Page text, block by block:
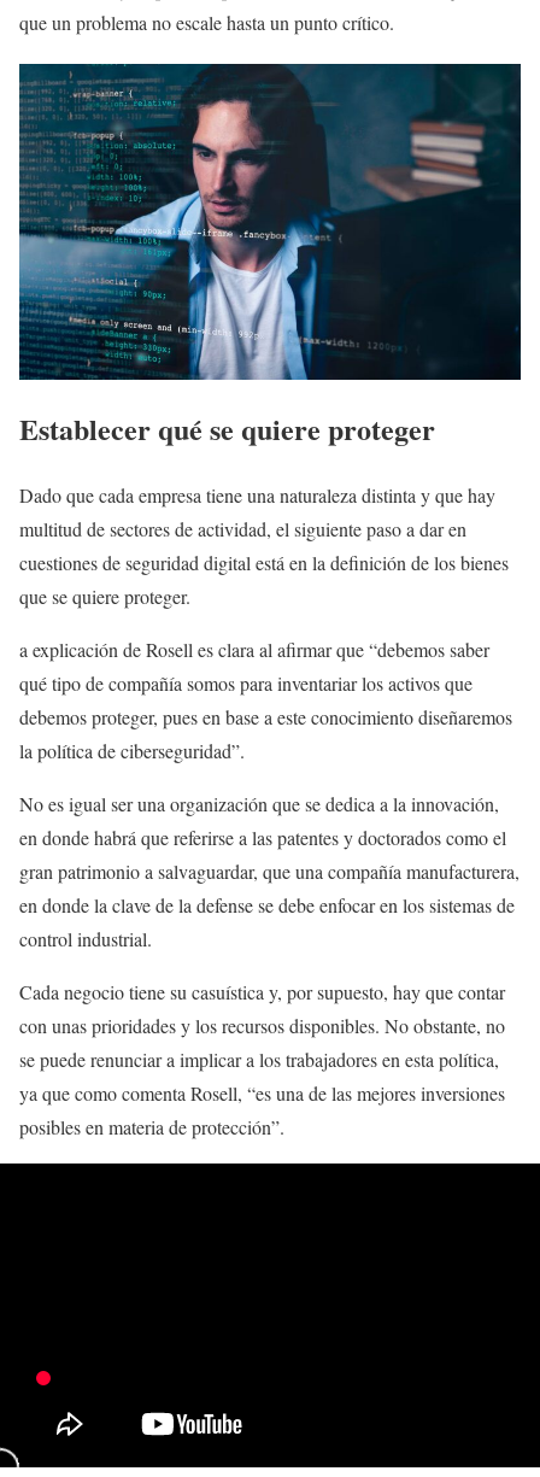
que un problema no escale hasta un punto crítico.
Establecer qué se quiere proteger
Dado que cada empresa tiene una naturaleza distinta y que hay
multitud de sectores de actividad, el siguiente paso a dar en
cuestiones de seguridad digital está en la definición de los bienes
que se quiere proteger.
a explicación de Rosell es clara al afirmar que “debemos saber
qué tipo de compañía somos para inventariar los activos que
debemos proteger, pues en base a este conocimiento diseñaremos
la política de ciberseguridad”.
No es igual ser una organización que se dedica a la innovación,
en donde habrá que referirse a las patentes y doctorados como el
gran patrimonio a salvaguardar, que una compañía manufacturera,
en donde la clave de la defense se debe enfocar en los sistemas de
control industrial.
Cada negocio tiene su casuística y, por supuesto, hay que contar
con unas prioridades y los recursos disponibles. No obstante, no
se puede renunciar a implicar a los trabajadores en esta política,
ya que como comenta Rosell, “es una de las mejores inversiones
posibles en materia de protección”.